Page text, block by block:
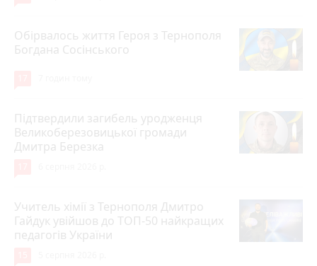
Обірвалось життя Героя з Тернополя
Богдана Сосінського
Підтвердили загибель уродженця
Великоберезовицької громади
Дмитра Березка
Учитель хімії з Тернополя Дмитро
Гайдук увійшов до ТОП-50 найкращих
педагогів України